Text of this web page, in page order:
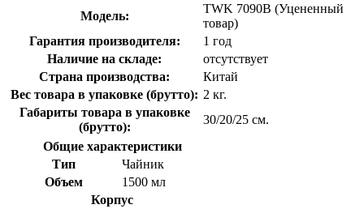
Модель:
TWK 7090B (Уцененный
товар)
Гарантия производителя:
1 год
Наличие на складе:
отсутствует
Страна производства:
Китай
Вес товара в упаковке (брутто): 2 кг.
Габариты товара в упаковке
(брутто):
30/20/25 см.
Общие характеристики
Тип
Чайник
Объем
1500 мл
Корпус